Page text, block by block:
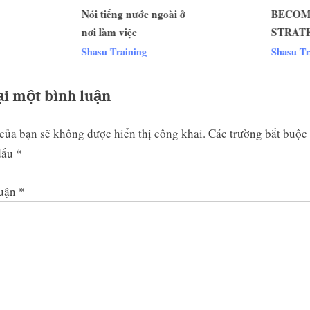
s
Nói tiếng nước ngoài ở
nơi làm việc
Shasu Training
BECOMING A
STRATEGIC
ĐỐI TÁC
Shasu Training
một bình luận
bạn sẽ không được hiển thị công khai. Các trường bắt buộc
*
*